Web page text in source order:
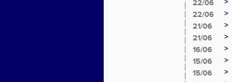
22/06
22/06
>
21/06
>
21/06
>
16/06
>
15/06
>
15/06
>